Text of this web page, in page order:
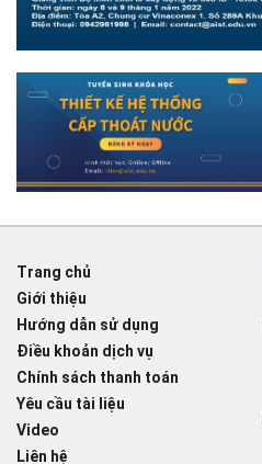
Trang chủ
Giới thiệu
Hướng dẫn sử dụng
Điều khoản dịch vụ
Chính sách thanh toán
Yêu cầu tài liệu
Video
Liên hệ